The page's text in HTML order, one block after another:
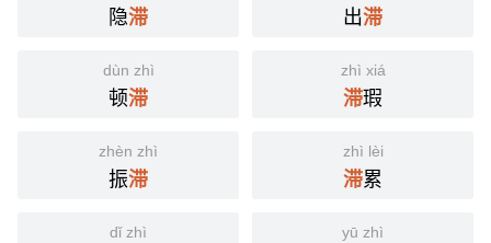
隐滞 出滞
dùn zhì
顿滞
zhì xiá
滞瑕
zhèn zhì
振滞
zhì lèi
滞累
dǐ zhì yū zhì